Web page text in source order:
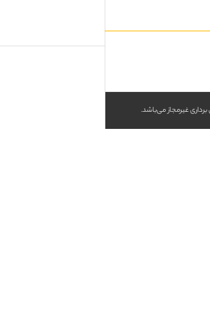
غیرمجاز می‌باشد